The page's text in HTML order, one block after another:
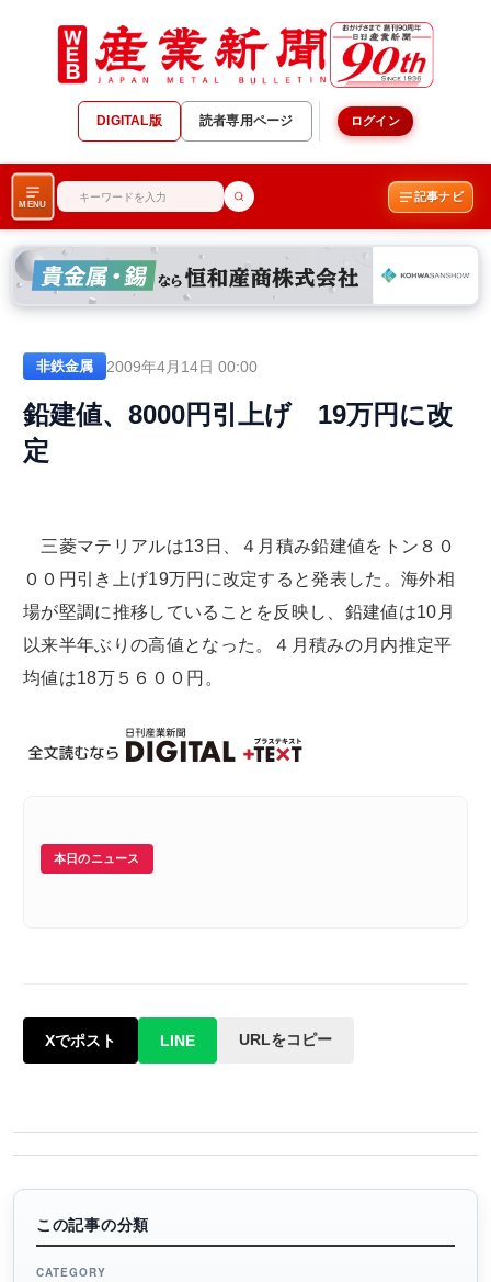
DIGITAL版 読者専用ページ ログイン
MENU
記事ナビ
非鉄金属 2009年4月14日 00:00
鉛建値、8000円引上げ 19万円に改
定
三菱マテリアルは13日、４月積み鉛建値をトン８０
００円引き上げ19万円に改定すると発表した。海外相
場が堅調に推移していることを反映し、鉛建値は10月
以来半年ぶりの高値となった。４月積みの月内推定平
均値は18万５６００円。
本日のニュース
Xでポスト LINE URLをコピー
この記事の分類
CATEGORY